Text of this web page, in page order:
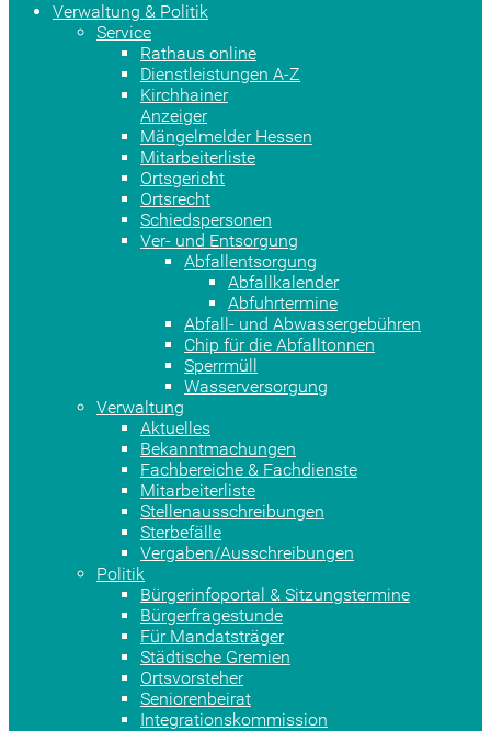
Verwaltung & Politik
Service
Rathaus online
Dienstleistungen A-Z
Kirchhainer
Anzeiger
Mängelmelder Hessen
Mitarbeiterliste
Ortsgericht
Ortsrecht
Schiedspersonen
Ver- und Entsorgung
Abfallentsorgung
Abfallkalender
Abfuhrtermine
Abfall- und Abwassergebühren
Chip für die Abfalltonnen
Sperrmüll
Wasserversorgung
Verwaltung
Aktuelles
Bekanntmachungen
Fachbereiche & Fachdienste
Mitarbeiterliste
Stellenausschreibungen
Sterbefälle
Vergaben/Ausschreibungen
Politik
Bürgerinfoportal & Sitzungstermine
Bürgerfragestunde
Für Mandatsträger
Städtische Gremien
Ortsvorsteher
Seniorenbeirat
Integrationskommission